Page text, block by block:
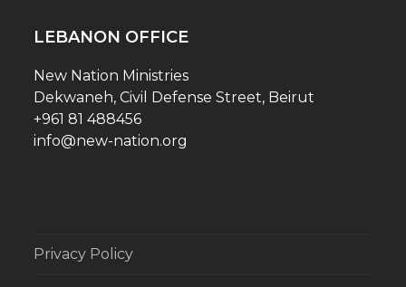
LEBANON OFFICE
New Nation Ministries
Dekwaneh, Civil Defense Street, Beirut
+961 81 488456
info@new-nation.org
Privacy Policy